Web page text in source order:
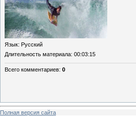
Язык: Русский
Длительность материала: 00:03:15
Всего комментариев: 0
Полная версия сайта